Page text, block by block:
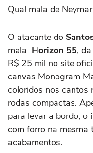
Qual mala de
O atacante do Santos
mala Horizon 55, da
R$ 25 mil no site
canvas Monogram
coloridos nos cantos
rodas compactas.
para levar a bordo, o
com forro na mesma
acabamentos.